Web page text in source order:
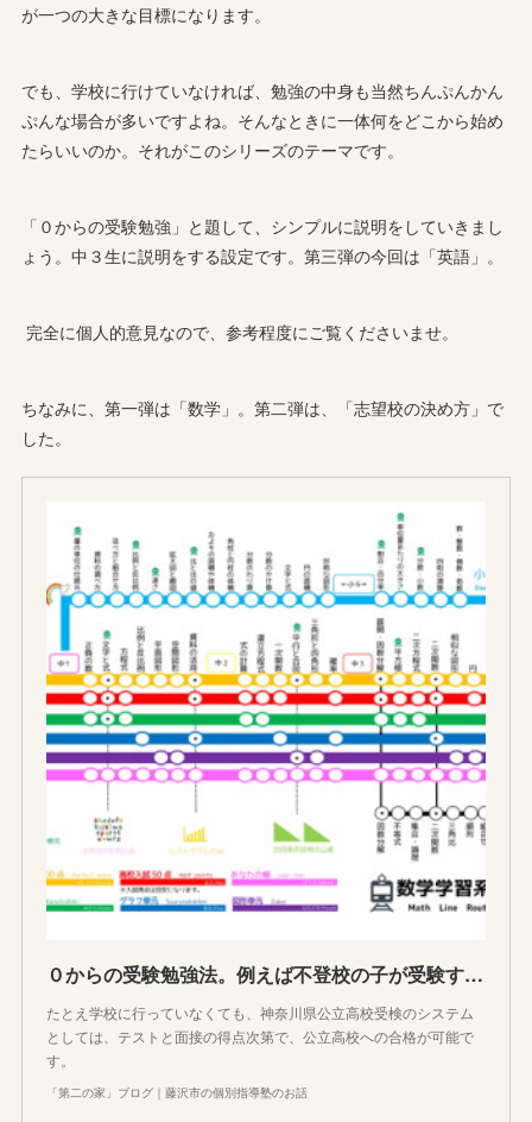
が一つの大きな目標になります。
でも、学校に行けていなければ、勉強の中身も当然ちんぷんかん
ぷんな場合が多いですよね。そんなときに一体何をどこから始め
たらいいのか。それがこのシリーズのテーマです。
「０からの受験勉強」と題して、シンプルに説明をしていきまし
ょう。中３生に説明をする設定です。第三弾の今回は「英語」。
完全に個人的意見なので、参考程度にご覧くださいませ。
ちなみに、第一弾は「数学」。第二弾は、「志望校の決め方」で
した。
０からの受験勉強法。例えば不登校の子が受験するときに何から勉強を始めたらいいのか(数学編)
たとえ学校に行っていなくても、神奈川県公立高校受検のシステム
としては、テストと面接の得点次第で、公立高校への合格が可能で
す。
「第二の家」ブログ｜藤沢市の個別指導塾のお話